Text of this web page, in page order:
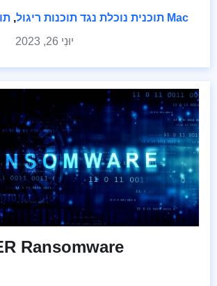
תוכנית נוכלת נגד תוכנות ריגול,
תוכנות זדוניות של Mac
יוּנִי 26, 2023
Ransomware